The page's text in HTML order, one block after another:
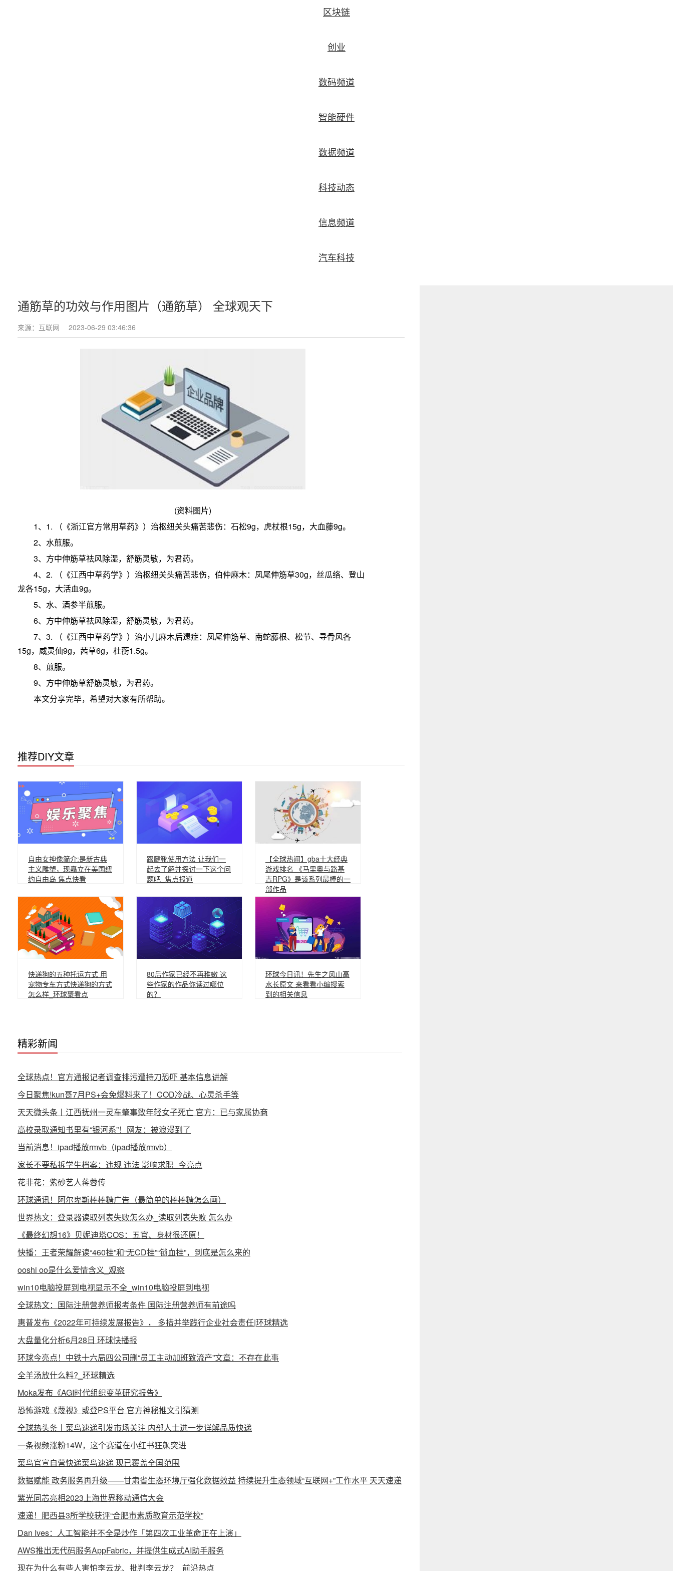
区块链
创业
数码频道
智能硬件
数据频道
科技动态
信息频道
汽车科技
通筋草的功效与作用图片（通筋草） 全球观天下
来源：互联网 2023-06-29 03:46:36
(资料图片)
1、1. （《浙江官方常用草药》）治枢纽关头痛苦悲伤：石松9g，虎杖根15g，大血藤9g。
2、水煎服。
3、方中伸筋草祛风除湿，舒筋灵敏，为君药。
4、2. （《江西中草药学》）治枢纽关头痛苦悲伤，伯仲麻木：凤尾伸筋草30g，丝瓜络、登山
龙各15g，大活血9g。
5、水、酒参半煎服。
6、方中伸筋草祛风除湿，舒筋灵敏，为君药。
7、3. （《江西中草药学》）治小儿麻木后遗症：凤尾伸筋草、南蛇藤根、松节、寻骨风各
15g，威灵仙9g，茜草6g，杜蘅1.5g。
8、煎服。
9、方中伸筋草舒筋灵敏，为君药。
本文分享完毕，希望对大家有所帮助。
推荐DIY文章
自由女神像简介:是新古典
主义雕塑，现矗立在美国纽
约自由岛 焦点快看
跟腱靴使用方法 让我们一
起去了解并探讨一下这个问
题吧_焦点报道
【全球热闻】gba十大经典
游戏排名 《马里奥与路基
吉RPG》是该系列最棒的一
部作品
快递狗的五种托运方式 用
宠物专车方式快递狗的方式
怎么样_环球聚看点
80后作家已经不再稚嫩 这
些作家的作品你读过哪位
的？
环球今日讯！先生之风山高
水长原文 来看看小编搜索
到的相关信息
精彩新闻
全球热点！官方通报记者调查排污遭持刀恐吓 基本信息讲解
今日聚焦!kun哥7月PS+会免爆料来了！COD冷战、心灵杀手等
天天微头条丨江西抚州一灵车肇事致年轻女子死亡 官方：已与家属协商
高校录取通知书里有“银河系”！网友：被浪漫到了
当前消息！ipad播放rmvb（ipad播放rmvb）
家长不要私拆学生档案：违规 违法 影响求职_今亮点
花非花：紫砂艺人蒋蓉传
环球通讯！阿尔卑斯棒棒糖广告（最简单的棒棒糖怎么画）
世界热文：登录器读取列表失败怎么办_读取列表失败 怎么办
《最终幻想16》贝妮迪塔COS：五官、身材很还原！
快播：王者荣耀解读“460挂”和“无CD挂”“锁血挂”，到底是怎么来的
ooshi oo是什么爱情含义_观察
win10电脑投屏到电视显示不全_win10电脑投屏到电视
全球热文：国际注册营养师报考条件 国际注册营养师有前途吗
惠普发布《2022年可持续发展报告》， 多措并举践行企业社会责任|环球精选
大盘量化分析6月28日 环球快播报
环球今亮点！中铁十六局四公司删“员工主动加班致流产”文章：不存在此事
全羊汤放什么料?_环球精选
Moka发布《AGI时代组织变革研究报告》
恐怖游戏《蔑视》或登PS平台 官方神秘推文引猜测
全球热头条丨菜鸟速递引发市场关注 内部人士进一步详解品质快递
一条视频涨粉14W，这个赛道在小红书狂飙突进
菜鸟官宣自营快递菜鸟速递 现已覆盖全国范围
数据赋能 政务服务再升级——甘肃省生态环境厅强化数据效益 持续提升生态领域“互联网+”工作水平 天天速递
紫光同芯亮相2023上海世界移动通信大会
速递！肥西县3所学校获评“合肥市素质教育示范学校”
Dan Ives：人工智能并不全是炒作「第四次工业革命正在上演」
AWS推出无代码服务AppFabric，并提供生成式AI助手服务
现在为什么有些人害怕李云龙、批判李云龙？_前沿热点